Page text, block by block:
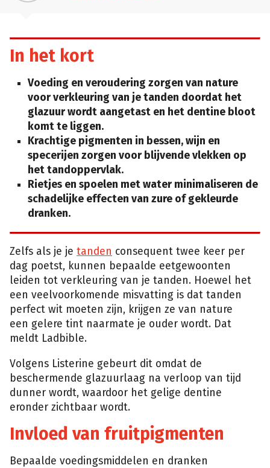
In het kort
Voeding en veroudering zorgen van nature
voor verkleuring van je tanden doordat het
glazuur wordt aangetast en het dentine bloot
komt te liggen.
Krachtige pigmenten in bessen, wijn en
specerijen zorgen voor blijvende vlekken op
het tandoppervlak.
Rietjes en spoelen met water minimaliseren de
schadelijke effecten van zure of gekleurde
dranken.
Zelfs als je je tanden consequent twee keer per
dag poetst, kunnen bepaalde eetgewoonten
leiden tot verkleuring van je tanden. Hoewel het
een veelvoorkomende misvatting is dat tanden
perfect wit moeten zijn, krijgen ze van nature
een gelere tint naarmate je ouder wordt. Dat
meldt Ladbible.
Volgens Listerine gebeurt dit omdat de
beschermende glazuurlaag na verloop van tijd
dunner wordt, waardoor het gelige dentine
eronder zichtbaar wordt.
Invloed van fruitpigmenten
Bepaalde voedingsmiddelen en dranken